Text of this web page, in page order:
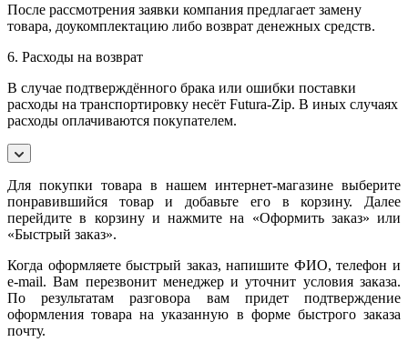
После рассмотрения заявки компания предлагает замену
товара, доукомплектацию либо возврат денежных средств.
6. Расходы на возврат
В случае подтверждённого брака или ошибки поставки
расходы на транспортировку несёт Futura-Zip. В иных случаях
расходы оплачиваются покупателем.
Для покупки товара в нашем интернет-магазине выберите
понравившийся товар и добавьте его в корзину. Далее
перейдите в корзину и нажмите на «Оформить заказ» или
«Быстрый заказ».
Когда оформляете быстрый заказ, напишите ФИО, телефон и
e-mail. Вам перезвонит менеджер и уточнит условия заказа.
По результатам разговора вам придет подтверждение
оформления товара на указанную в форме быстрого заказа
почту.